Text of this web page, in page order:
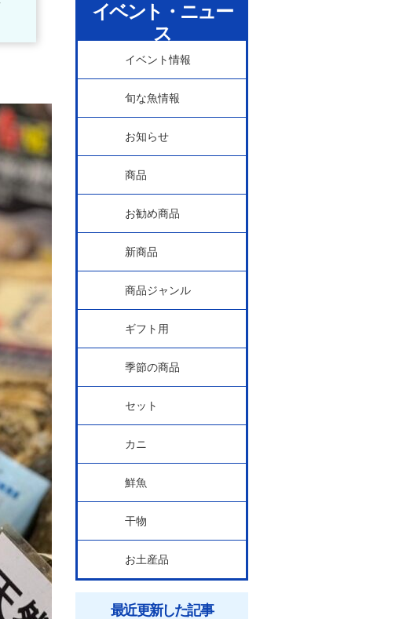
イベント・ニュー
ス
イベント情報
旬な魚情報
お知らせ
商品
お勧め商品
新商品
商品ジャンル
ギフト用
季節の商品
セット
カニ
鮮魚
干物
お土産品
最近更新した記事